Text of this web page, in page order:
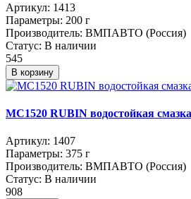
Артикул: 1413
Параметры: 200 г
Производитель: ВМПАВТО (Россия)
Статус: В наличии
545
В корзину
МС1520 RUBIN водостойкая
Артикул: 1407
Параметры: 375 г
Производитель: ВМПАВТО (Россия)
Статус: В наличии
908